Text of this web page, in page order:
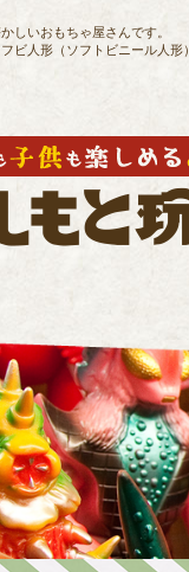
しいおもちゃ屋さんです。
ビ人形（ソフトビニール人形